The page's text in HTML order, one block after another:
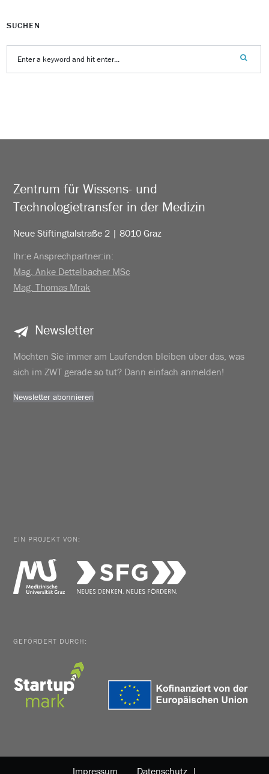
SUCHEN
Zentrum für Wissens- und
Technologietransfer in der Medizin
Neue Stiftingtalstraße 2 | 8010 Graz
Ihr:e Ansprechpartner:in:
Mag. Anke Dettelbacher MSc
Mag. Thomas Mrak
Newsletter
Möchten Sie immer am Laufenden bleiben über das, was
sich im ZWT gerade so tut? Dann einfach anmelden!
Newsletter abonnieren
EIN PROJEKT VON:
GEFÖRDERT DURCH:
Impressum Datenschutz |